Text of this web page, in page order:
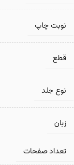
نوبت چاپ
قطع
نوع جلد
زبان
تعداد صفحات